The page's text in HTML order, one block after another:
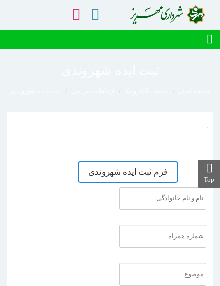
.
فرم ثبت ایده شهروندی
Top